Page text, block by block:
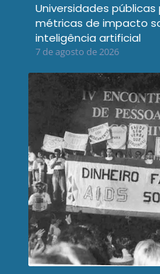
Universidades
métricas de impacto
inteligência artificial
7 de agosto de 2026